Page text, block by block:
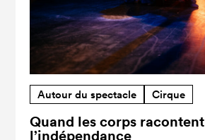
Autour du spectacle Cirque
Quand les corps racontent
l’indépendance